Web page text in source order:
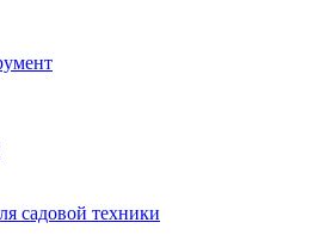
садовой техники